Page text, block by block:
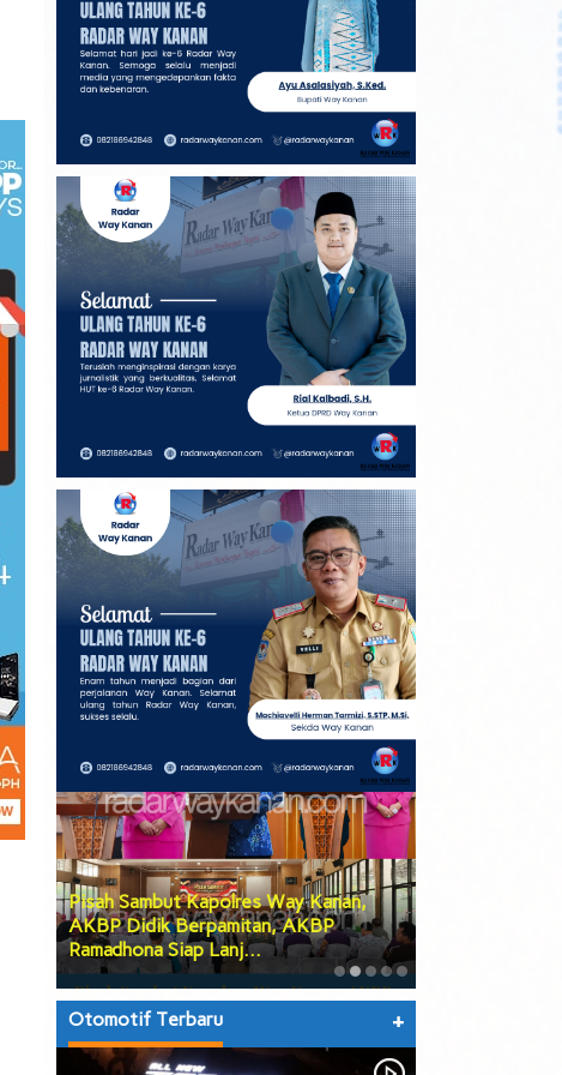
Pisah Sambut Kapolres Way Kanan,
AKBP Didik Berpamitan, AKBP
Ramadhona Siap Lanj…
Otomotif Terbaru +